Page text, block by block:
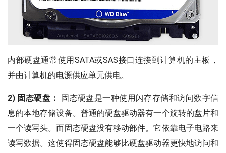
内部硬盘通常使用SATA或SAS接口连接到计算机的主板，
并由计算机的电源供应单元供电。
2) 固态硬盘：
固态硬盘是一种使用闪存存储和访问数字信
息的本地存储设备。普通的硬盘驱动器有一个旋转的盘片和
一个读写头。而固态硬盘没有移动部件。它依靠电子电路来
读写数据。这使得固态硬盘能够比硬盘驱动器更快地访问和